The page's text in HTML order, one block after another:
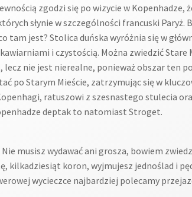
zgodzi się po wizycie w Kopenhadze,
słynie w szczególności francuski Paryż.
tam jest? Stolica duńska wyróżnia się w
i czystością. Można zwiedzić Stare
nie jest nierealne, ponieważ obszar ten
po Starym Mieście, zatrzymując się w
ratuszowi z szesnastego stulecia
deptak to natomiast Stroget.
musisz wydawać ani grosza, bowiem
kilkadziesiąt koron, wyjmujesz jednoślad i
wycieczce najbardziej polecamy